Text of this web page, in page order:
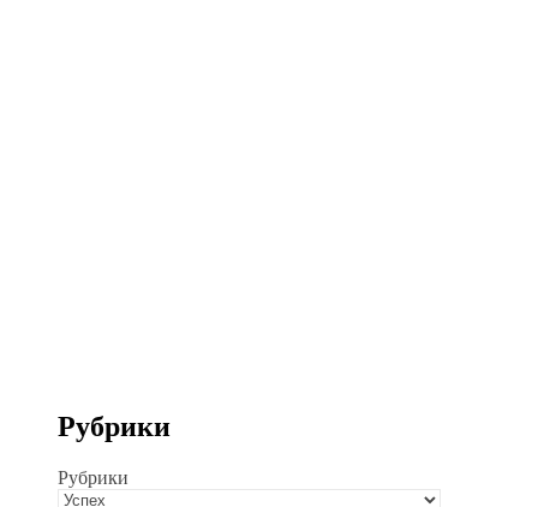
Рубрики
Рубрики